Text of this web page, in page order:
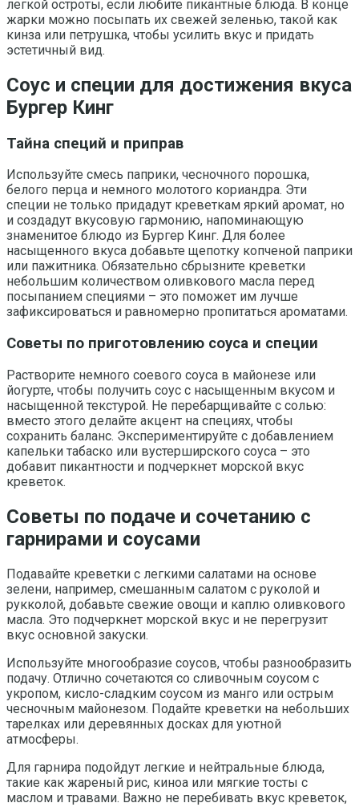
легкой остроты, если любите пикантные блюда. В конце
жарки можно посыпать их свежей зеленью, такой как
кинза или петрушка, чтобы усилить вкус и придать
эстетичный вид.
Соус и специи для достижения вкуса
Бургер Кинг
Тайна специй и приправ
Используйте смесь паприки, чесночного порошка,
белого перца и немного молотого кориандра. Эти
специи не только придадут креветкам яркий аромат, но
и создадут вкусовую гармонию, напоминающую
знаменитое блюдо из Бургер Кинг. Для более
насыщенного вкуса добавьте щепотку копченой паприки
или пажитника. Обязательно сбрызните креветки
небольшим количеством оливкового масла перед
посыпанием специями – это поможет им лучше
зафиксироваться и равномерно пропитаться ароматами.
Советы по приготовлению соуса и специи
Растворите немного соевого соуса в майонезе или
йогурте, чтобы получить соус с насыщенным вкусом и
насыщенной текстурой. Не перебарщивайте с солью:
вместо этого делайте акцент на специях, чтобы
сохранить баланс. Экспериментируйте с добавлением
капельки табаско или вустерширского соуса – это
добавит пикантности и подчеркнет морской вкус
креветок.
Советы по подаче и сочетанию с
гарнирами и соусами
Подавайте креветки с легкими салатами на основе
зелени, например, смешанным салатом с руколой и
рукколой, добавьте свежие овощи и каплю оливкового
масла. Это подчеркнет морской вкус и не перегрузит
вкус основной закуски.
Используйте многообразие соусов, чтобы разнообразить
подачу. Отлично сочетаются со сливочным соусом с
укропом, кисло-сладким соусом из манго или острым
чесночным майонезом. Подайте креветки на небольших
тарелках или деревянных досках для уютной
атмосферы.
Для гарнира подойдут легкие и нейтральные блюда,
такие как жареный рис, киноа или мягкие тосты с
маслом и травами. Важно не перебивать вкус креветок,